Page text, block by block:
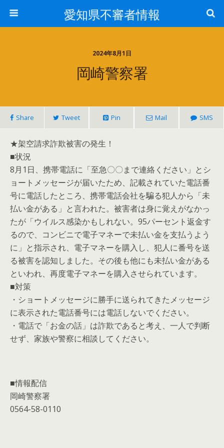
愛知県不審者情報
2024年8月1日
岡崎警察署
Share Tweet Pin Mail SMS
★架空請求詐欺被害の発生！
■状況
8月1日、携帯電話に「至急〇〇まで連絡ください」とシ
ョートメッセージが届いたため、記載されていた電話番
号に電話したところ、携帯電話会社を騙る犯人から「未
払い金がある」と言われた。被害者は身に覚えがなかっ
たが「ウイルス感染かもしれない。95パーセント返金す
るので、コンビニで電子マネーで未払い金を支払うよう
に」と指示され、電子マネーを購入し、犯人に番号を送
る被害を認知しました。その後も他にも未払い金がある
といわれ、再度電子マネーを購入させられています。
■対策
・ショートメッセージに勝手に送られてきたメッセージ
に表示された電話番号には電話しないでください。
・電話で「お金の話」は詐欺であると考え、一人で判断
せず、家族や警察に相談してください。
■情報配信
岡崎警察署
0564-58-0110